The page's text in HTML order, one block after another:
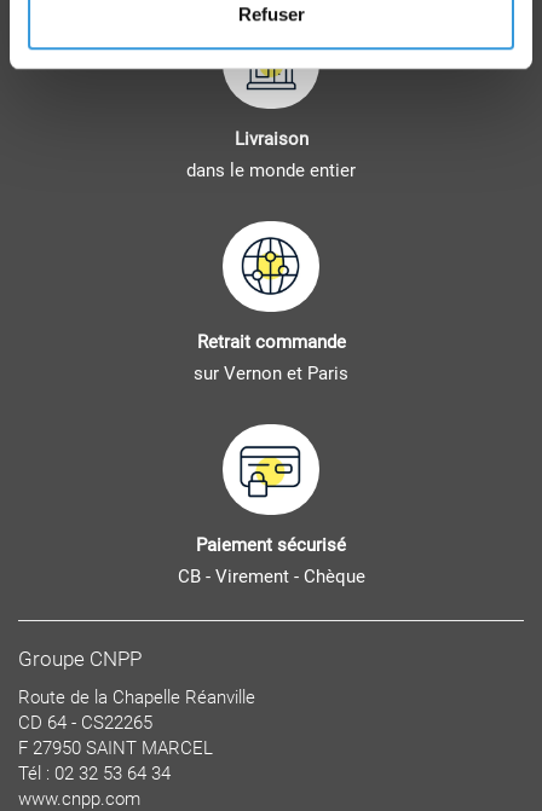
Refuser
Livraison
dans le monde entier
Retrait commande
sur Vernon et Paris
Paiement sécurisé
CB - Virement - Chèque
Groupe CNPP
Route de la Chapelle Réanville
CD 64 - CS22265
F 27950 SAINT MARCEL
Tél : 02 32 53 64 34
www.cnpp.com